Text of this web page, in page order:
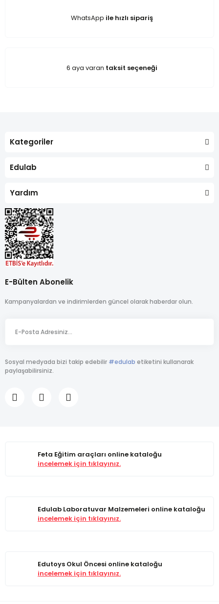
WhatsApp ile hızlı sipariş
6 aya varan taksit seçeneği
Kategoriler
Edulab
Yardım
E-Bülten Abonelik
Kampanyalardan ve indirimlerden güncel olarak haberdar olun.
Sosyal medyada bizi takip edebilir #edulab etiketini kullanarak
paylaşabilirsiniz.
Feta Eğitim araçları online kataloğu
incelemek için tıklayınız.
Edulab Laboratuvar Malzemeleri online kataloğu
incelemek için tıklayınız.
Edutoys Okul Öncesi online kataloğu
incelemek için tıklayınız.